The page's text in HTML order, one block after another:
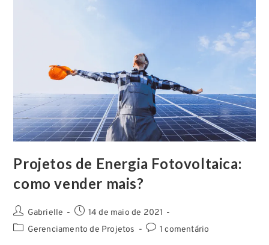
Projetos de Energia Fotovoltaica:
como vender mais?
Gabrielle
14 de maio de 2021
Gerenciamento de Projetos
1 comentário